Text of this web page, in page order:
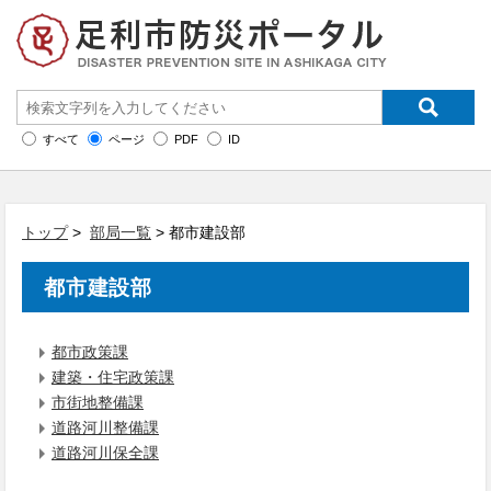
すべて ページ PDF ID
トップ> 部局一覧 > 都市建設部
都市建設部
都市政策課
建築・住宅政策課
市街地整備課
道路河川整備課
道路河川保全課